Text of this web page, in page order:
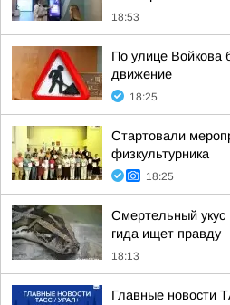
18:53
По улице Войкова
движение
18:25
Стартовали
физкультурника
18:25
Смертельный укус
гида ищет правду
18:13
Главные новости